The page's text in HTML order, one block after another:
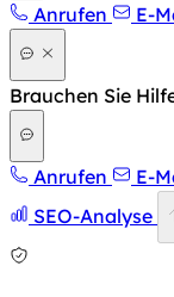
Anrufen E-
Brauchen Sie
Anrufen E-
SEO-Analyse